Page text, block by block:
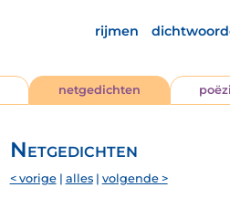
rijmen
netgedichten
Netgedichten
< vorige| alles| volgende >